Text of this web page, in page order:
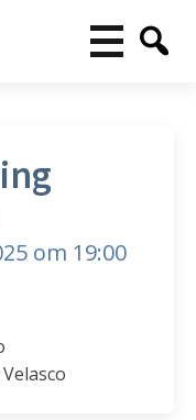
om 19:00